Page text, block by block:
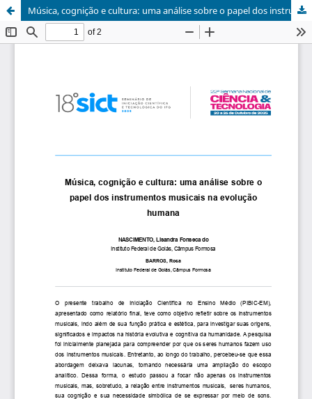
Música, cognição e cultura: uma análise sobre o papel dos instrumentos musicais na evolução humana